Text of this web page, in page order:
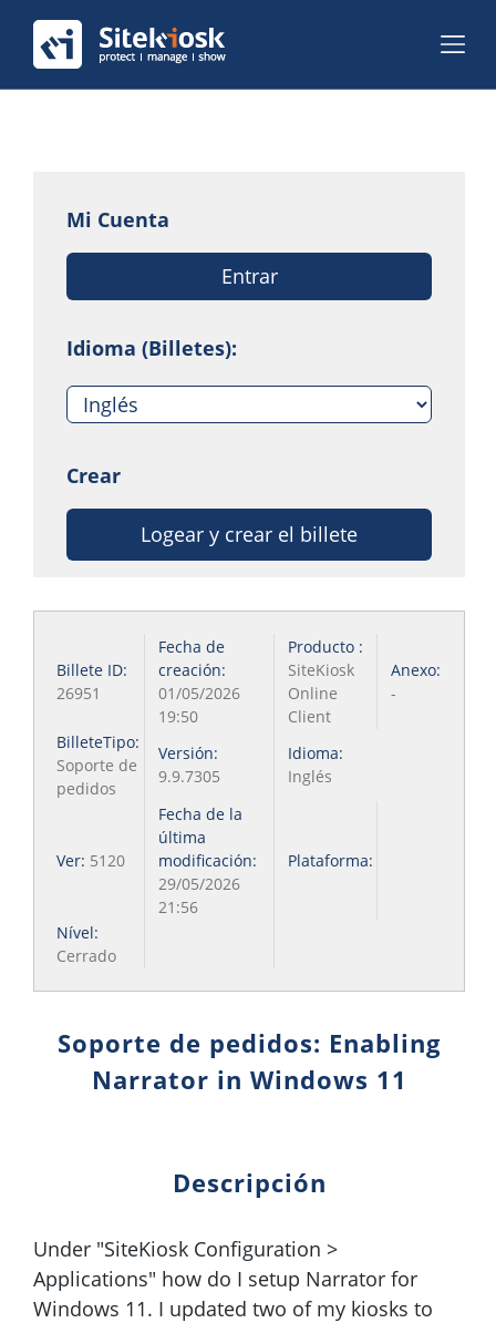
Billete ID:
26951
Fecha de
creación:
01/05/2026
19:50
Producto :
SiteKiosk
Online
Client
Anexo:
-
BilleteTipo:
Soporte de
pedidos
Versión:
9.9.7305
Idioma:
Inglés
Ver: 5120
Fecha de la
última
modificación:
29/05/2026
21:56
Plataforma:
Nível:
Cerrado
Soporte de pedidos: Enabling
Narrator in Windows 11
Descripción
Under "SiteKiosk Configuration >
Applications" how do I setup Narrator for
Windows 11. I updated two of my kiosks to
Mi Cuenta
Entrar
Idioma (Billetes):
Crear
Logear y crear el billete